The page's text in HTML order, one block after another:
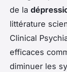
de la
littérature
Clinical
efficaces
diminuer les